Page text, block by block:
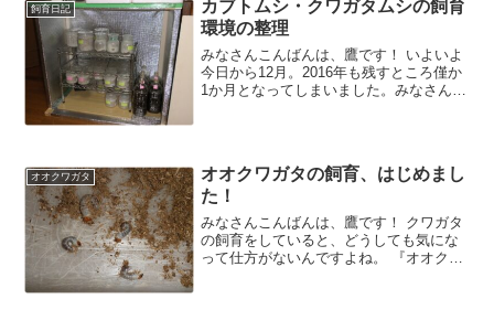
飼育日記
カブトムシ・クワガタムシの飼育
環境の整理
みなさんこんばんは、鷹です！ いよいよ
今日から12月。2016年も残すところ僅か
1か月となってしまいました。みなさんに
オオクワガタ
オオクワガタの飼育、はじめまし
た！
みなさんこんばんは、鷹です！ クワガタ
の飼育をしていると、どうしても気にな
って仕方がないんですよね。 『オオクワ